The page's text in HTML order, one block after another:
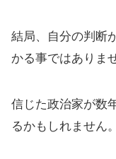
結局、自分の判断
かる事ではありま
信じた政治家が数
るかもしれません。